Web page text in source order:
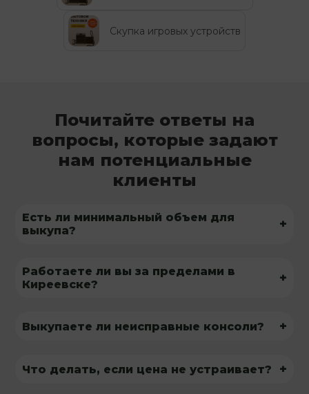
Скупка игровых устройств
Почитайте ответы на
вопросы, которые задают
нам потенциальные
клиенты
Есть ли минимальный объем для
выкупа?
+
Работаете ли вы за пределами в
Киреевске?
+
Выкупаете ли неисправные консоли? +
Что делать, если цена не устраивает? +